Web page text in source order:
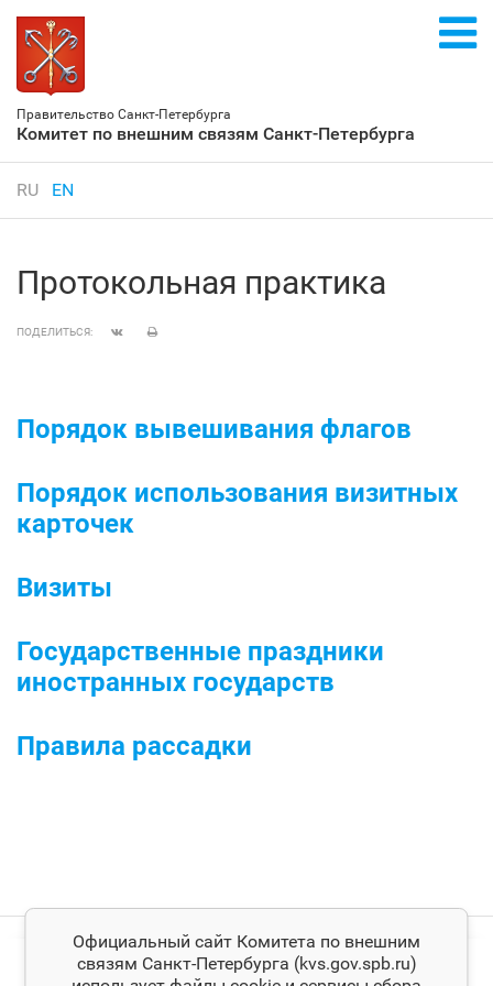
Правительство Санкт‑Петербурга
Комитет по внешним связям Санкт‑Петербурга
RU EN
Протокольная практика
ПОДЕЛИТЬСЯ:
Порядок вывешивания флагов
Порядок использования визитных
карточек
Визиты
Государственные праздники
иностранных государств
Правила рассадки
Официальный сайт Комитета по внешним
связям Санкт‑Петербурга (kvs.gov.spb.ru)